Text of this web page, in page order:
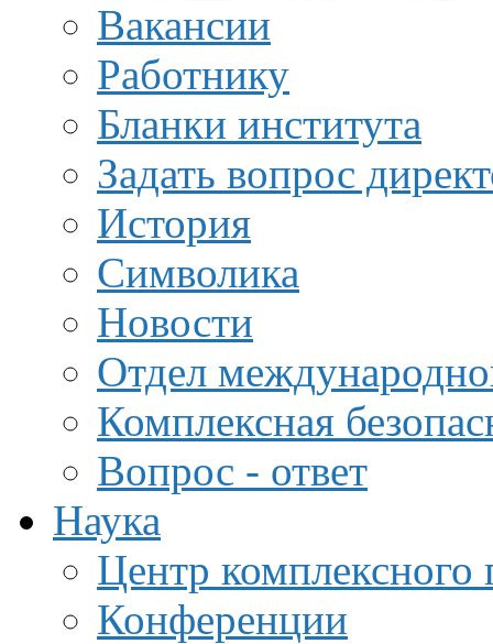
Вакансии
Работнику
Бланки института
Задать вопрос
История
Символика
Новости
Отдел
Комплексная
Вопрос - ответ
Наука
Центр
Конференции